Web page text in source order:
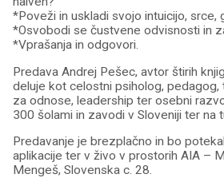
*Poveži in uskladi svojo intuicijo, srce,
*Osvobodi se čustvene odvisnosti in
*Vprašanja in odgovori.
Predava Andrej Pešec, avtor štirih
deluje kot celostni psiholog, pedagog,
za odnose, leadership ter osebni
300 šolami in zavodi v Sloveniji ter na
Predavanje je brezplačno in bo
aplikacije ter v živo v prostorih AIA –
Mengeš, Slovenska c. 28.